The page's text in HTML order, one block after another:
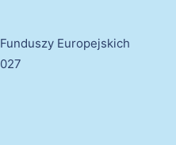
Europejskich